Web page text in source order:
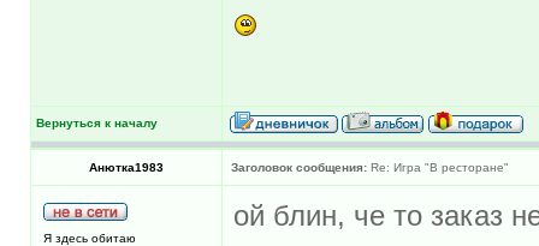
Вернуться к началу
Анютка1983 Заголовок сообщения: Re: Игра "В ресторане"
Я здесь обитаю
ой блин, че то заказ